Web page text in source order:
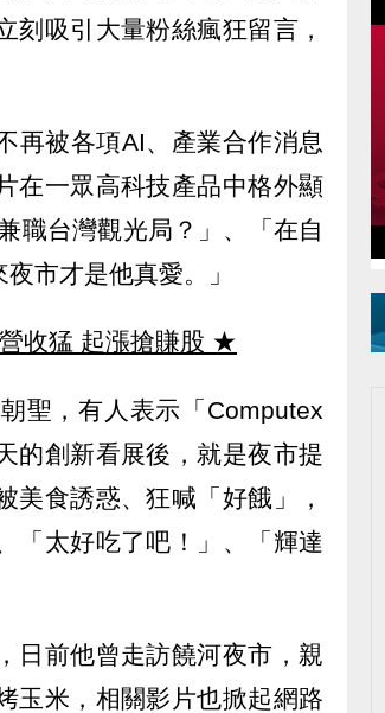
刻吸引大量粉絲瘋狂留言，
再被各項AI、產業合作消息
在一眾高科技產品中格外顯
職台灣觀光局？」、「在自
市才是他真愛。」
收猛 起漲搶賺股 ★
聖，有人表示「Computex
的創新看展後，就是夜市提
美食誘惑、狂喊「好餓」，
「太好吃了吧！」、「輝達
日前他曾走訪饒河夜市，親
玉米，相關影片也掀起網路